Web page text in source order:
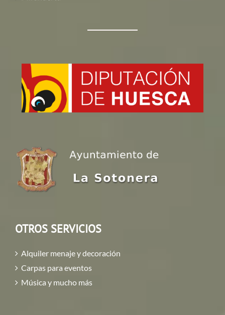
OTROS SERVICIOS
Alquiler menaje y decoración
Carpas para eventos
Música y mucho más